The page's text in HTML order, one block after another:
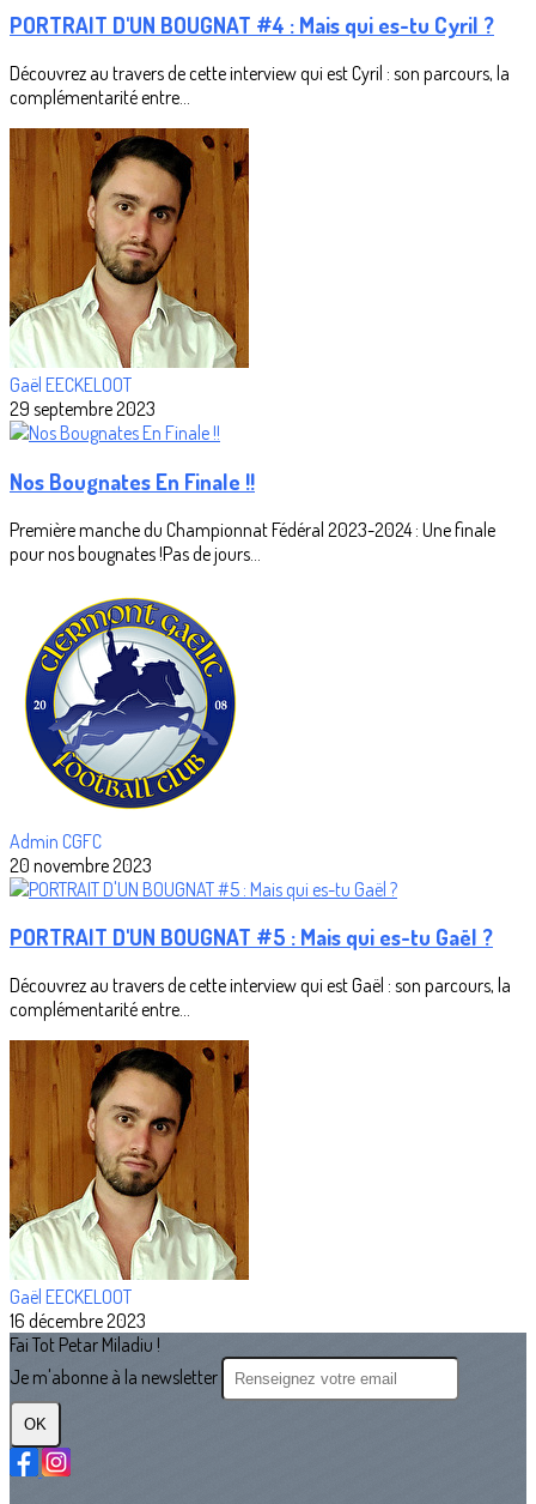
PORTRAIT D'UN BOUGNAT #4 : Mais qui es-tu Cyril ?
Découvrez au travers de cette interview qui est Cyril : son parcours, la
complémentarité entre...
Gaël EECKELOOT
29 septembre 2023
Nos Bougnates En Finale !!
Première manche du Championnat Fédéral 2023-2024 : Une finale
pour nos bougnates !Pas de jours...
Admin CGFC
20 novembre 2023
PORTRAIT D'UN BOUGNAT #5 : Mais qui es-tu Gaël ?
Découvrez au travers de cette interview qui est Gaël : son parcours, la
complémentarité entre...
Gaël EECKELOOT
16 décembre 2023
Fai Tot Petar Miladiu !
Je m'abonne à la newsletter
OK